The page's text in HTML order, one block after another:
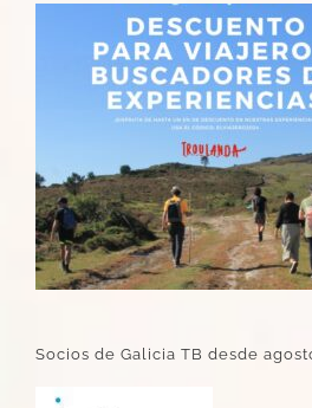
Socios de Galicia TB desde